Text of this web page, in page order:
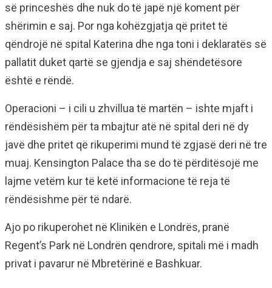
së princeshës dhe nuk do të japë një koment për
shërimin e saj. Por nga kohëzgjatja që pritet të
qëndrojë në spital Katerina dhe nga toni i deklaratës së
pallatit duket qartë se gjendja e saj shëndetësore
është e rëndë.
Operacioni – i cili u zhvillua të martën – ishte mjaft i
rëndësishëm për ta mbajtur atë në spital deri në dy
javë dhe pritet që rikuperimi mund të zgjasë deri në tre
muaj. Kensington Palace tha se do të përditësojë me
lajme vetëm kur të ketë informacione të reja të
rëndësishme për të ndarë.
Ajo po rikuperohet në Klinikën e Londrës, pranë
Regent’s Park në Londrën qendrore, spitali më i madh
privat i pavarur në Mbretërinë e Bashkuar.